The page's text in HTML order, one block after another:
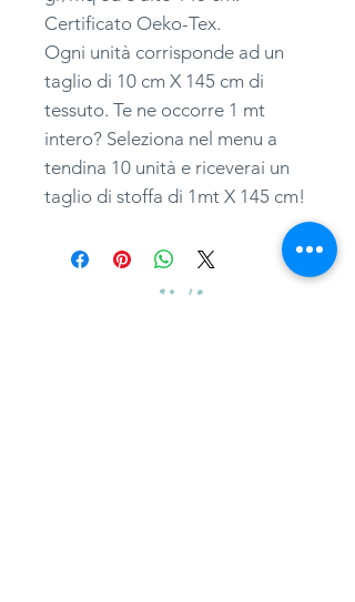
Certificato Oeko-Tex.
Ogni unità corrisponde ad un
taglio di 10 cm X 145 cm di
tessuto. Te ne occorre 1 mt
intero? Seleziona nel menu a
tendina 10 unità e riceverai un
taglio di stoffa di 1mt X 145 cm!